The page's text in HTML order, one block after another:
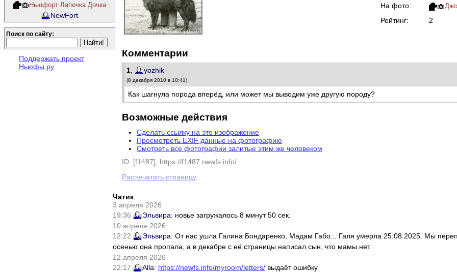
Ньюфорт Лапочка Дочка
NewFort
Поиск по сайту:
Поддержать проект
Ньюфы.ру
На фото:
Рейтинг: 2
Комментарии
1 yozhik
(8 декабря 2010 в 10:41)
Как шагнула порода вперёд, или может мы выводим уже другую породу?
Возможные действия
Сделать ссылку на это изображение
Просмотреть EXIF данные на фотографию
Смотреть все фотографии залитые этим же человеком
ID: [f1487], https://f1487.newfs.info/
Распечатать страницу
Чатик
3 апреля 2026
19:36
Эльвира: новье загружалось 8 минут 50 сек.
10 апреля 2026
12:22
Эльвира: От нас ушла Галина Бондаренко, Мадам Габо... Галя умерла 25.08.2025. Мы
осенью она пропала, а в декабре с её страницы написал сын, что мамы нет.
12 апреля 2026
22:17
Alla: https://newfs.info/myroom/letters/ выдаёт ошибку